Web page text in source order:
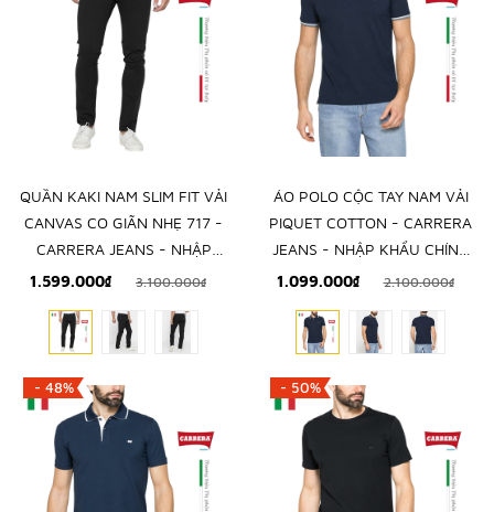
QUẦN KAKI NAM SLIM FIT VẢI
CANVAS CO GIÃN NHẸ 717 -
CARRERA JEANS - NHẬP
KHẨU CHÍNH NGẠCH TỪ Ý
1.599.000₫ 3.100.000₫
ÁO POLO CỘC TAY NAM VẢI
PIQUET COTTON - CARRERA
JEANS - NHẬP KHẨU CHÍNH
NGẠCH TỪ ITALIA
1.099.000₫ 2.100.000₫
- 48% - 50%